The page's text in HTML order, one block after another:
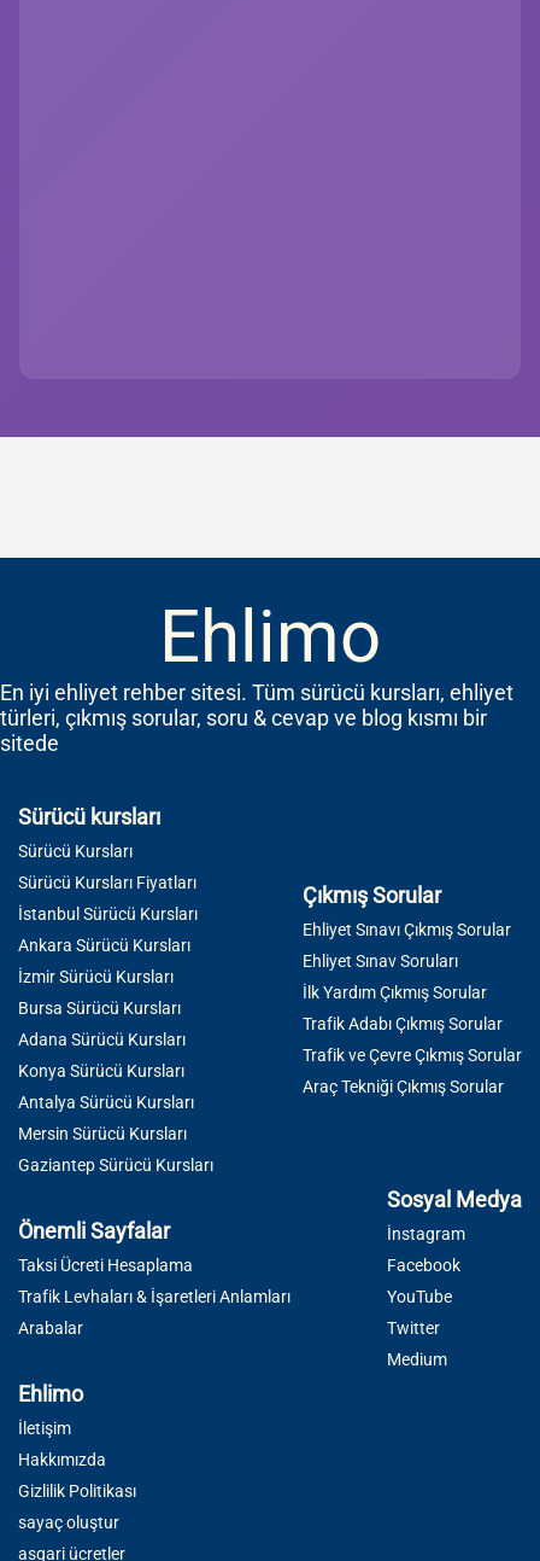
Ehlimo
En iyi ehliyet rehber sitesi. Tüm sürücü kursları, ehliyet
türleri, çıkmış sorular, soru & cevap ve blog kısmı bir
sitede
Sürücü kursları
Sürücü Kursları
Sürücü Kursları Fiyatları
İstanbul Sürücü Kursları
Ankara Sürücü Kursları
İzmir Sürücü Kursları
Bursa Sürücü Kursları
Adana Sürücü Kursları
Konya Sürücü Kursları
Antalya Sürücü Kursları
Mersin Sürücü Kursları
Gaziantep Sürücü Kursları
Çıkmış Sorular
Ehliyet Sınavı Çıkmış Sorular
Ehliyet Sınav Soruları
İlk Yardım Çıkmış Sorular
Trafik Adabı Çıkmış Sorular
Trafik ve Çevre Çıkmış Sorular
Araç Tekniği Çıkmış Sorular
Önemli Sayfalar
Taksi Ücreti Hesaplama
Trafik Levhaları & İşaretleri Anlamları
Arabalar
Sosyal Medya
İnstagram
Facebook
YouTube
Twitter
Medium
Ehlimo
İletişim
Hakkımızda
Gizlilik Politikası
sayaç oluştur
asgari ücretler